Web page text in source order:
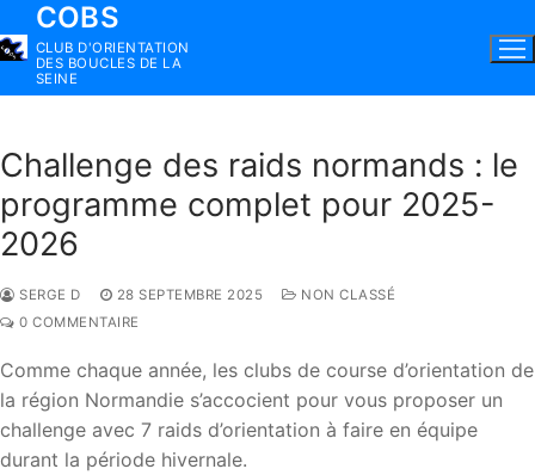
Aller
au
contenu
COBS
CLUB D'ORIENTATION
DES BOUCLES DE LA
SEINE
Challenge des raids normands : le
programme complet pour 2025-
2026
SERGE D 28 SEPTEMBRE 2025
NON CLASSÉ
0 COMMENTAIRE
Comme chaque année, les clubs de course d’orientation de
la région Normandie s’accocient pour vous proposer un
challenge avec 7 raids d’orientation à faire en équipe
durant la période hivernale.